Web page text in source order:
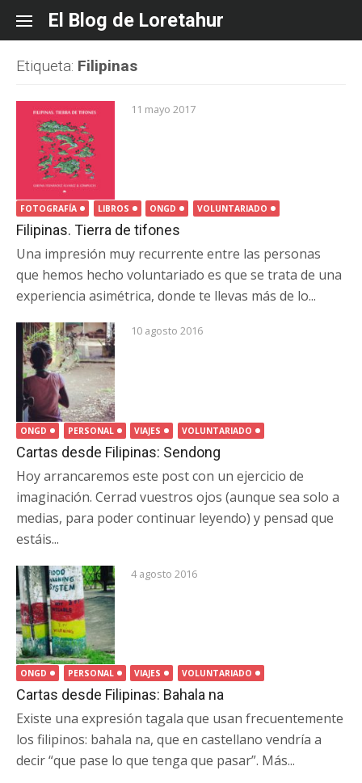
content
El Blog de Loretahur
Etiqueta: Filipinas
11 mayo 2017
FOTOGRAFÍA LIBROS ONGD VOLUNTARIADO
Filipinas. Tierra de tifones
Una impresión muy recurrente entre las personas
que hemos hecho voluntariado es que se trata de una
experiencia asimétrica, donde te llevas más de lo...
10 agosto 2016
ONGD PERSONAL VIAJES VOLUNTARIADO
Cartas desde Filipinas: Sendong
Hoy arrancaremos este post con un ejercicio de
imaginación. Cerrad vuestros ojos (aunque sea solo a
medias, para poder continuar leyendo) y pensad que
estáis...
4 agosto 2016
ONGD PERSONAL VIAJES VOLUNTARIADO
Cartas desde Filipinas: Bahala na
Existe una expresión tagala que usan frecuentemente
los filipinos: bahala na, que en castellano vendría a
decir “que pase lo que tenga que pasar”. Más...